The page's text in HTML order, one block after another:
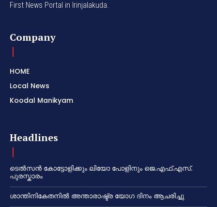
First News Portal in Irinjalakuda.
Company
HOME
Local News
Koodal Manikyam
Headlines
ടെൽസൻ കോട്ടോളിക്കും ലിയോ പോളിനും ജെ.എഫ്.എസ്.
പുരസ്കാരം
ശാന്തിനികേതനിൽ അന്താരാഷ്ട്ര യോഗ ദിനം ആചരിച്ചു